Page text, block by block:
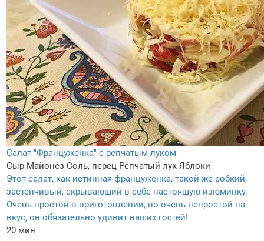
Салат "Француженка" с репчатым луком
Сыр Майонез Соль, перец Репчатый лук Яблоки
Этот салат, как истинная француженка, такой же робкий,
застенчивый, скрывающий в себе настоящую изюминку.
Очень простой в приготовлении, но очень непростой на
вкус, он обязательно удивит ваших гостей!
20 мин